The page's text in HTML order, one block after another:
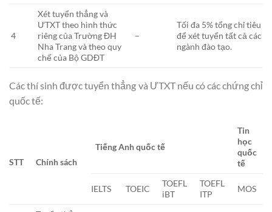
4
Xét tuyển thẳng và
ƯTXT theo hình thức
riêng của Trường ĐH
Nha Trang và theo quy
chế của Bộ GDĐT
–
Tối đa 5% tổng chỉ tiêu
để xét tuyển tất cả các
ngành đào tạo.
Các thí sinh được tuyển thẳng và ƯTXT nếu có các chứng chỉ
quốc tế:
STT Chính sách
Tiếng Anh quốc tế
Tin
học
quốc
tế
IELTS TOEIC
TOEFL
iBT
TOEFL
ITP
MOS